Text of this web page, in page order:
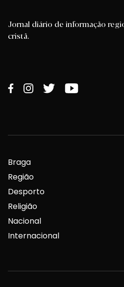
Jornal diário de informação
cristã.
Braga
Região
Desporto
Religião
Nacional
Internacional